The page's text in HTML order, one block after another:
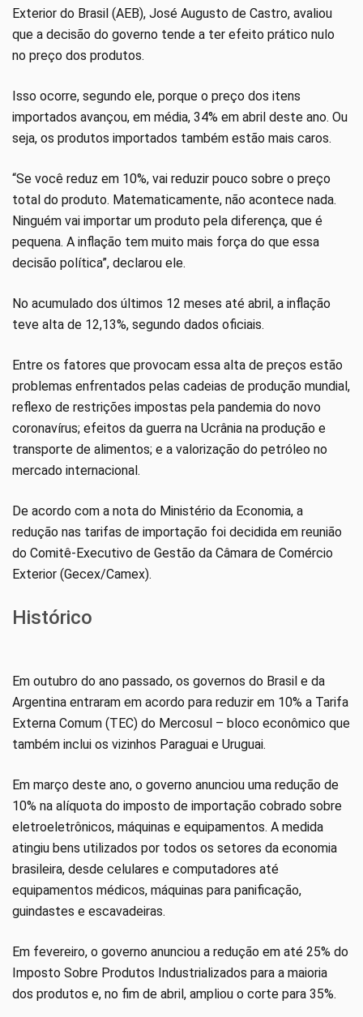
Exterior do Brasil (AEB), José Augusto de Castro, avaliou
que a decisão do governo tende a ter efeito prático nulo
no preço dos produtos.
Isso ocorre, segundo ele, porque o preço dos itens
importados avançou, em média, 34% em abril deste ano. Ou
seja, os produtos importados também estão mais caros.
“Se você reduz em 10%, vai reduzir pouco sobre o preço
total do produto. Matematicamente, não acontece nada.
Ninguém vai importar um produto pela diferença, que é
pequena. A inflação tem muito mais força do que essa
decisão política”, declarou ele.
No acumulado dos últimos 12 meses até abril, a inflação
teve alta de 12,13%, segundo dados oficiais.
Entre os fatores que provocam essa alta de preços estão
problemas enfrentados pelas cadeias de produção mundial,
reflexo de restrições impostas pela pandemia do novo
coronavírus; efeitos da guerra na Ucrânia na produção e
transporte de alimentos; e a valorização do petróleo no
mercado internacional.
De acordo com a nota do Ministério da Economia, a
redução nas tarifas de importação foi decidida em reunião
do Comitê-Executivo de Gestão da Câmara de Comércio
Exterior (Gecex/Camex).
Histórico
Em outubro do ano passado, os governos do Brasil e da
Argentina entraram em acordo para reduzir em 10% a Tarifa
Externa Comum (TEC) do Mercosul – bloco econômico que
também inclui os vizinhos Paraguai e Uruguai.
Em março deste ano, o governo anunciou uma redução de
10% na alíquota do imposto de importação cobrado sobre
eletroeletrônicos, máquinas e equipamentos. A medida
atingiu bens utilizados por todos os setores da economia
brasileira, desde celulares e computadores até
equipamentos médicos, máquinas para panificação,
guindastes e escavadeiras.
Em fevereiro, o governo anunciou a redução em até 25% do
Imposto Sobre Produtos Industrializados para a maioria
dos produtos e, no fim de abril, ampliou o corte para 35%.